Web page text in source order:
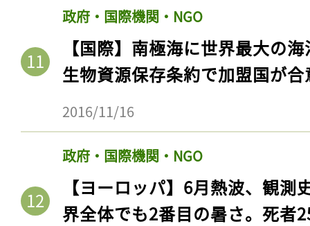
政府・国際機関・NGO
【国際】南極海に世界最大の
生物資源保存条約で加盟国が合
2016/11/16
政府・国際機関・NGO
【ヨーロッパ】6月熱波、観
界全体でも2番目の暑さ。死者